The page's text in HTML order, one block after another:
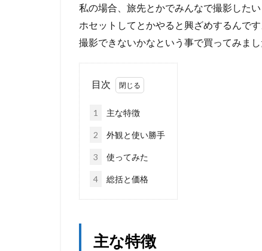
私の場合、旅先とかでみんなで撮影した
ホセットしてとかやると興ざめするんで
撮影できないかなという事で買ってみまし
目次
1 主な特徴
2 外観と使い勝手
3 使ってみた
4 総括と価格
主な特徴